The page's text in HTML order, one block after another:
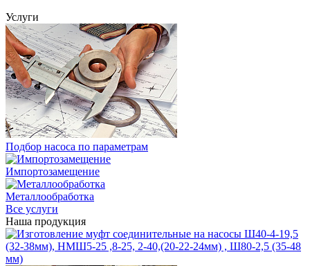
Услуги
Подбор насоса по параметрам
Импортозамещение
Металлообработка
Все услуги
Наша продукция